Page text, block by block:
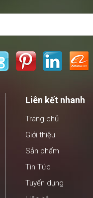
Liên kết nhanh
Trang chủ
Giới thiệu
Sản phẩm
Tin Tức
Tuyển dụng